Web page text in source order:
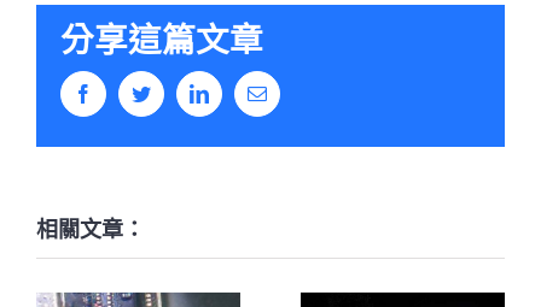
分享這篇文章
FacebookTwitterLinkedInEmail:
相關文章：